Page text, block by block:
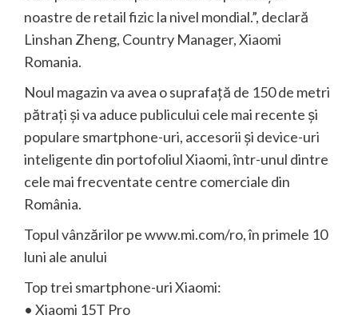
noastre de retail fizic la nivel mondial.”, declară
Linshan Zheng, Country Manager, Xiaomi
Romania.
Noul magazin va avea o suprafață de 150 de metri
pătrați și va aduce publicului cele mai recente și
populare smartphone-uri, accesorii și device-uri
inteligente din portofoliul Xiaomi, într-unul dintre
cele mai frecventate centre comerciale din
România.
Topul vânzărilor pe www.mi.com/ro, în primele 10
luni ale anului
Top trei smartphone-uri Xiaomi:
• Xiaomi 15T Pro